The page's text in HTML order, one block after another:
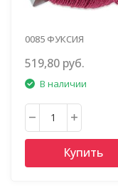
0085 ФУКСИЯ
519,80 руб.
В наличии
Купить